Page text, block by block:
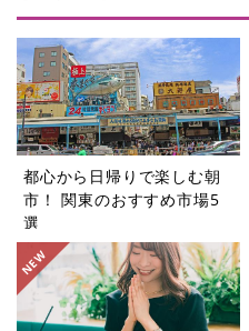
都心から日帰りで楽しむ朝
市！ 関東のおすすめ市場5
選